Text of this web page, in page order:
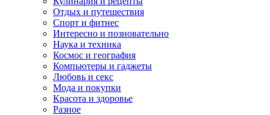
Отдых и путешествия
Спорт и фитнес
Интересно и позновательно
Наука и техника
Космос и география
Компьютеры и гаджеты
Любовь и секс
Мода и покупки
Красота и здоровье
Разное